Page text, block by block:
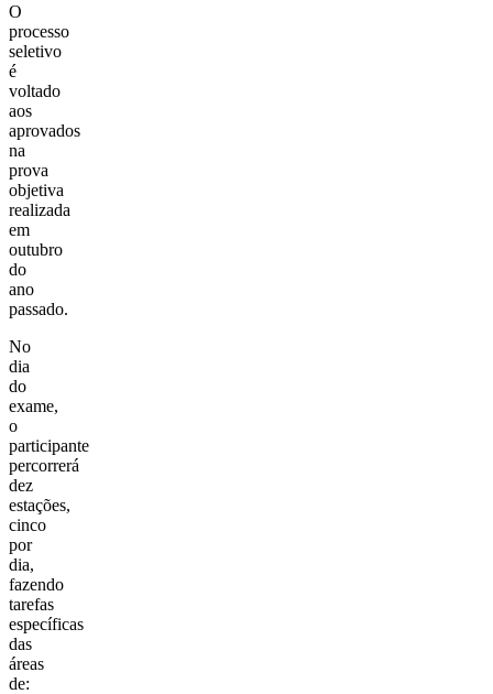
O
processo
seletivo
é
voltado
aos
aprovados
na
prova
objetiva
realizada
em
outubro
do
ano
passado.
No
dia
do
exame,
o
participante
percorrerá
dez
estações,
cinco
por
dia,
fazendo
tarefas
específicas
das
áreas
de: